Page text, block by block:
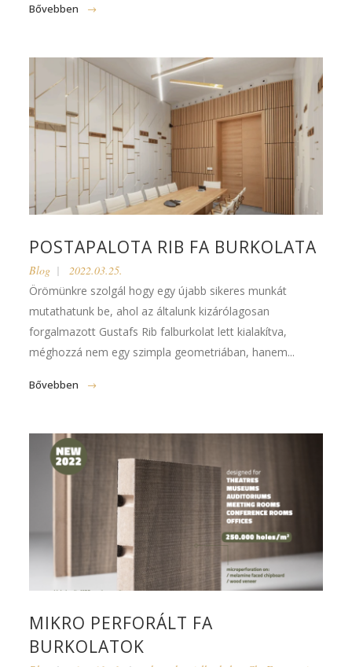
Bővebben
POSTAPALOTA RIB FA BURKOLATA
Blog
2022.03.25.
Örömünkre szolgál hogy egy újabb sikeres munkát
mutathatunk be, ahol az általunk kizárólagosan
forgalmazott Gustafs Rib falburkolat lett kialakítva,
méghozzá nem egy szimpla geometriában, hanem...
Bővebben
MIKRO PERFORÁLT FA
BURKOLATOK